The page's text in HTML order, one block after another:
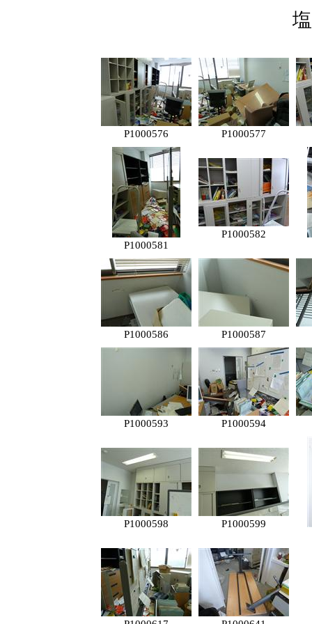
P1000576 P1000577
P1000581
P1000582
P1000586 P1000587
P1000593 P1000594
P1000598 P1000599